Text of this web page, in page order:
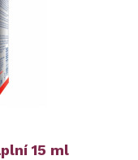
15 ml